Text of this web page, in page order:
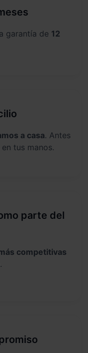
garantía de 12
a casa. Antes
tus manos.
parte del
competitivas
.